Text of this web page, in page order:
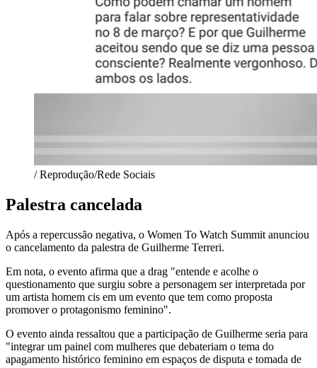
/ Reprodução/Rede Sociais
Palestra cancelada
Após a repercussão negativa, o Women To Watch Summit anunciou
o cancelamento da palestra de Guilherme Terreri.
Em nota, o evento afirma que a drag "entende e acolhe o
questionamento que surgiu sobre a personagem ser interpretada por
um artista homem cis em um evento que tem como proposta
promover o protagonismo feminino".
O evento ainda ressaltou que a participação de Guilherme seria para
"integrar um painel com mulheres que debateriam o tema do
apagamento histórico feminino em espaços de disputa e tomada de